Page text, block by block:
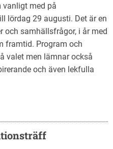
vanligt med på
lördag 29 augusti. Det är en
och samhällsfrågor, i år med
framtid. Program och
valet men lämnar också
och även lekfulla